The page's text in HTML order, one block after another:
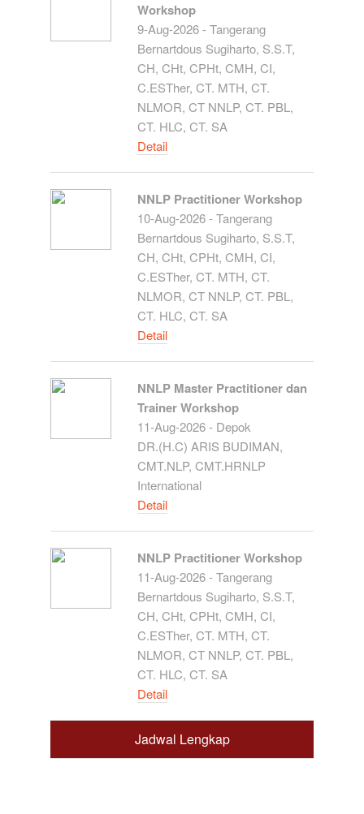
Workshop
9-Aug-2026 - Tangerang
Bernartdous Sugiharto, S.S.T,
CH, CHt, CPHt, CMH, CI,
C.ESTher, CT. MTH, CT.
NLMOR, CT NNLP, CT. PBL,
CT. HLC, CT. SA
Detail
NNLP Practitioner Workshop
10-Aug-2026 - Tangerang
Bernartdous Sugiharto, S.S.T,
CH, CHt, CPHt, CMH, CI,
C.ESTher, CT. MTH, CT.
NLMOR, CT NNLP, CT. PBL,
CT. HLC, CT. SA
Detail
NNLP Master Practitioner dan
Trainer Workshop
11-Aug-2026 - Depok
DR.(H.C) ARIS BUDIMAN,
CMT.NLP, CMT.HRNLP
International
Detail
NNLP Practitioner Workshop
11-Aug-2026 - Tangerang
Bernartdous Sugiharto, S.S.T,
CH, CHt, CPHt, CMH, CI,
C.ESTher, CT. MTH, CT.
NLMOR, CT NNLP, CT. PBL,
CT. HLC, CT. SA
Detail
Jadwal Lengkap